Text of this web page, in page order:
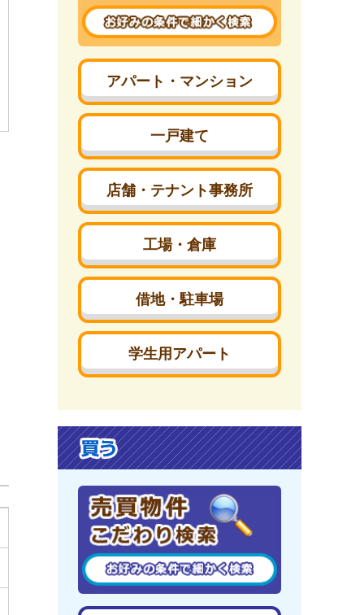
アパート・マンション
一戸建て
店舗・テナント事務所
工場・倉庫
借地・駐車場
学生用アパート